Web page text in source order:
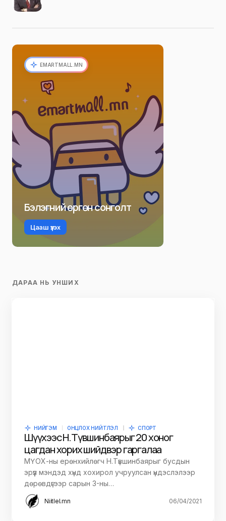
EMARTMALL.MN
Бэлэгний өргөн сонголт
Цааш үзэх
ДАРАА НЬ УНШИХ
НИЙГЭМ ОНЦЛОХ НИЙТЛЭЛ СПОРТ
Шүүхээс Н.Түвшинбаярыг 20 хоног
цагдан хорих шийдвэр гаргалаа
МҮОХ-ны ерөнхийлөгч Н.Түвшинбаярыг бусдын
эрүүл мэндэд хүнд хохирол учруулсан үндэслэлээр
дөрөвдүгээр сарын 3-ны…
Niitlel.mn 06/04/2021